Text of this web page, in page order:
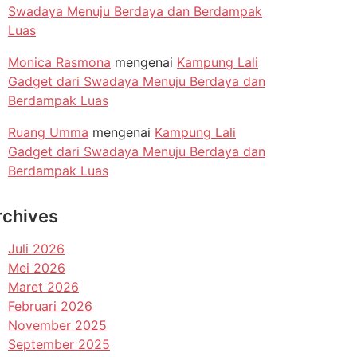
Swadaya Menuju Berdaya dan Berdampak
Luas
Monica Rasmona mengenai Kampung Lali
Gadget dari Swadaya Menuju Berdaya dan
Berdampak Luas
Ruang Umma mengenai Kampung Lali
Gadget dari Swadaya Menuju Berdaya dan
Berdampak Luas
Juli 2026
Mei 2026
Maret 2026
Februari 2026
November 2025
September 2025